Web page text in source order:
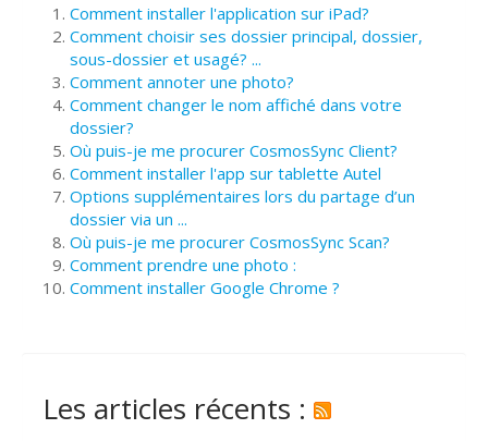
Comment installer l'application sur iPad?
Comment choisir ses dossier principal, dossier,
sous-dossier et usagé? ...
Comment annoter une photo?
Comment changer le nom affiché dans votre
dossier?
Où puis-je me procurer CosmosSync Client?
Comment installer l'app sur tablette Autel
Options supplémentaires lors du partage d’un
dossier via un ...
Où puis-je me procurer CosmosSync Scan?
Comment prendre une photo :
Comment installer Google Chrome ?
Les articles récents :